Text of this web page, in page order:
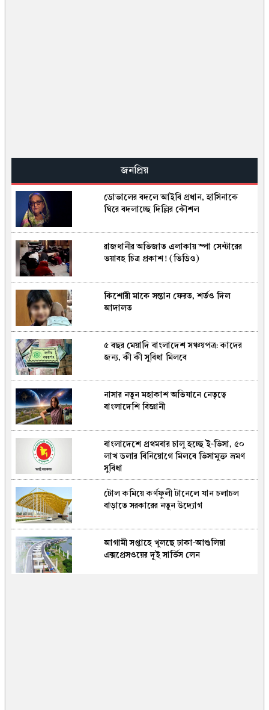
আন্ত: উপজেলা খেলোয়াড় সমিতি গোল্ডকাপ
ফুটবল টুর্নামেন্ট
মোরেলগঞ্জে ৯ হাজার ৭৩০ পিস ইয়াবা উদ্ধার,
গ্রেপ্তার ১
রাষ্ট্রপতি পদে মির্জা ফখরুলের মনোনয়ন
চূড়ান্ত, ঘোষণা বুধবার
বাগেরহাটে বাসের ধাক্কায় অটোবাইক চালক
নিহত, আহত ৪
যান্ত্রিক ত্রুটিতে রোমে ৪০ ঘণ্টা আটকা, ঢাকায়
ফিরে ভয়াবহ অভিজ্ঞতা নিয়ে যা বললেন
ফরিদপুরে বৈষম্য বিরোধী আন্দোলনের মামলায়
আ.লীগ নেতা গ্রেপ্তার
মুকসুদপুরে ২৬ বছরেও নির্মিত হয়নি বর্জ্য
ফেলার স্থায়ী ভাগাড়
ডেঙ্গুতে আরও ২ জনের মৃত্যু, হাসপাতালে ভর্তি
৬৭২
চিত্রনায়ক সালমান শাহ হত্যা : খলনায়ক ডন
কারাগারে
জনপ্রিয়
ডোভালের বদলে আইবি প্রধান, হাসিনাকে
ঘিরে বদলাচ্ছে দিল্লির কৌশল
রাজধানীর অভিজাত এলাকায় স্পা সেন্টারের
ভয়াবহ চিত্র প্রকাশ! (ভিডিও)
কিশোরী মাকে সন্তান ফেরত, শর্তও দিল
আদালত
৫ বছর মেয়াদি বাংলাদেশ সঞ্চয়পত্র: কাদের
জন্য, কী কী সুবিধা মিলবে
নাসার নতুন মহাকাশ অভিযানে নেতৃত্বে
বাংলাদেশি বিজ্ঞানী
বাংলাদেশে প্রথমবার চালু হচ্ছে ই-ভিসা, ৫০
লাখ ডলার বিনিয়োগে মিলবে ভিসামুক্ত ভ্রমণ
সুবিধা
টোল কমিয়ে কর্ণফুলী টানেলে যান চলাচল
বাড়াতে সরকারের নতুন উদ্যোগ
আগামী সপ্তাহে খুলছে ঢাকা-আশুলিয়া
এক্সপ্রেসওয়ের দুই সার্ভিস লেন